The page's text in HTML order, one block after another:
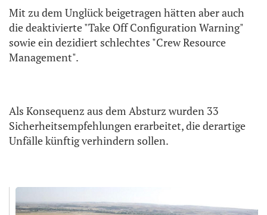
Mit zu dem Unglück beigetragen hätten aber auch
die deaktivierte "Take Off Configuration Warning"
sowie ein dezidiert schlechtes "Crew Resource
Management".
Als Konsequenz aus dem Absturz wurden 33
Sicherheitsempfehlungen erarbeitet, die derartige
Unfälle künftig verhindern sollen.